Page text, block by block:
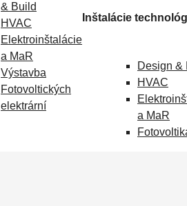
& Build
HVAC
Elektroinštalácie
a MaR
Výstavba
Fotovoltických
elektrární
Inštalácie
Design &
HVAC
a MaR